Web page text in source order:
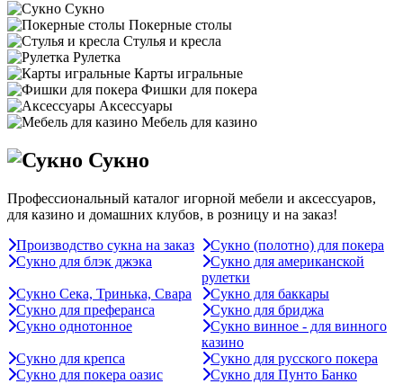
Сукно
Покерные столы
Стулья и кресла
Рулетка
Карты игральные
Фишки для покера
Аксессуары
Мебель для казино
Сукно
Профессиональный каталог игорной мебели и аксессуаров,
для казино и домашних клубов, в розницу и на заказ!
Производство сукна на заказ
Сукно (полотно) для покера
Сукно для блэк джэка
Сукно для американской
рулетки
Сукно Сека, Тринька, Свара
Сукно для баккары
Сукно для преферанса
Сукно для бриджа
Сукно однотонное
Сукно винное - для винного
казино
Сукно для крепса
Сукно для русского покера
Сукно для покера оазис
Сукно для Пунто Банко